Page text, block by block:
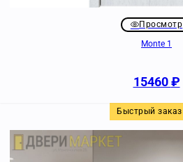
Просмотр
Monte 1
15460₽
Быстрый заказ